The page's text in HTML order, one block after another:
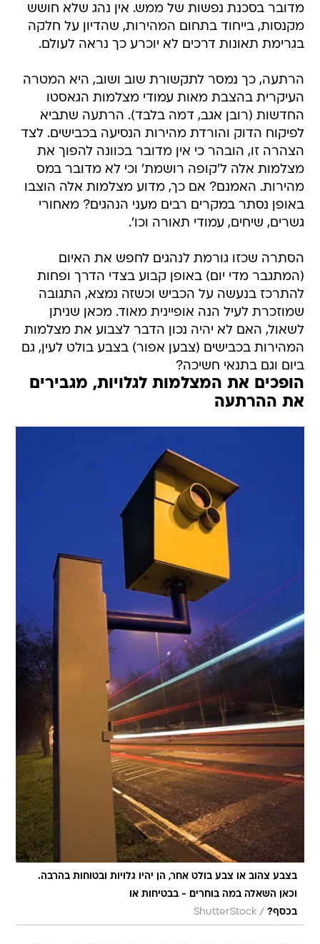
מדובר בסכנת נפשות של ממש. אין נהג שלא חושש
מקנסות, בייחוד בתחום המהירות, שהדיון על חלקה
בגרימת תאונות דרכים לא יוכרע כך נראה לעולם.
הרתעה, כך נמסר לתקשורת שוב ושוב, היא המטרה
העיקרית בהצבת מאות עמודי מצלמות הגאסטו
החדשות (רובן אגב, דמה בלבד). הרתעה שתביא
לפיקוח הדוק והורדת מהירות הנסיעה בכבישים. לצד
הצהרה זו, הובהר כי אין מדובר בכוונה להפוך את
מצלמות אלה ל'קופה רושמת' וכי לא מדובר במס
מהירות. האמנם? אם כך, מדוע מצלמות אלה הוצבו
באופן נסתר במקרים רבים מעני הנהגים? מאחורי
גשרים, שיחים, עמודי תאורה וכו'.
הסתרה שכזו גורמת לנהגים לחפש את האיום
(המתגבר מדי יום) באופן קבוע בצדי הדרך ופחות
להתרכז בנעשה על הכביש וכשזה נמצא, התגובה
שמוזכרת לעיל הנה אופיינית מאוד. מכאן שניתן
לשאול, האם לא יהיה נכון הדבר לצבוע את מצלמות
המהירות בכבישים (צבען אפור) בצבע בולט לעין, גם
ביום וגם בתנאי חשיכה?
הופכים את המצלמות לגלויות, מגבירים
את ההרתעה
בצבע צהוב או צבע בולט אחר, הן יהיו גלויות ובטוחות בהרבה.
וכאן השאלה במה בוחרים - בבטיחות או
בכסף? /
ShutterStock